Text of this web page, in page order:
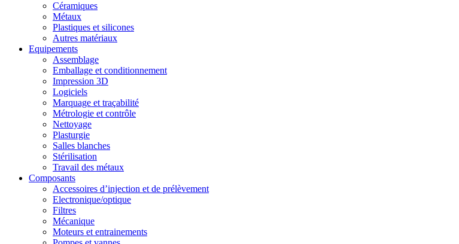
Céramiques
Métaux
Plastiques et silicones
Autres matériaux
Equipements
Assemblage
Emballage et conditionnement
Impression 3D
Logiciels
Marquage et traçabilité
Métrologie et contrôle
Nettoyage
Plasturgie
Salles blanches
Stérilisation
Travail des métaux
Composants
Accessoires d’injection et de prélèvement
Electronique/optique
Filtres
Mécanique
Moteurs et entrainements